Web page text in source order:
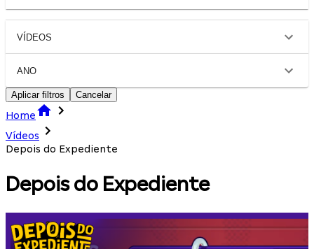
VÍDEOS
ANO
Aplicar filtros Cancelar
Home
Vídeos
Depois do Expediente
Depois do Expediente